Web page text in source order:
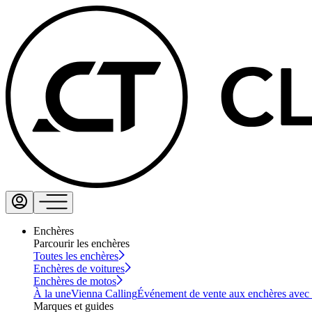
Enchères
Parcourir les enchères
Toutes les enchères
Enchères de voitures
Enchères de motos
À la uneVienna CallingÉvénement de vente aux enchères
Marques et guides